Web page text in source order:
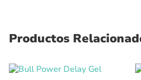
Productos